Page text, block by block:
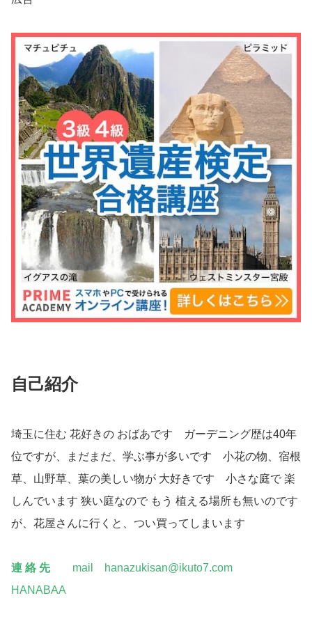
自己紹介
埼玉に住む 花好きの おばあです ガーデニング歴は40年
位ですが、まだまだ、学ぶ事が多いです 小花の物、宿根
草、山野草、葉の美しい物が 大好きです 小さな庭で 楽
しんでいます 狭い庭なので もう 植える場所も無いのです
が、花屋さんに行くと、つい買ってしまいます
連 絡 先mail hanazukisan@ikuto7.com
HANABAA